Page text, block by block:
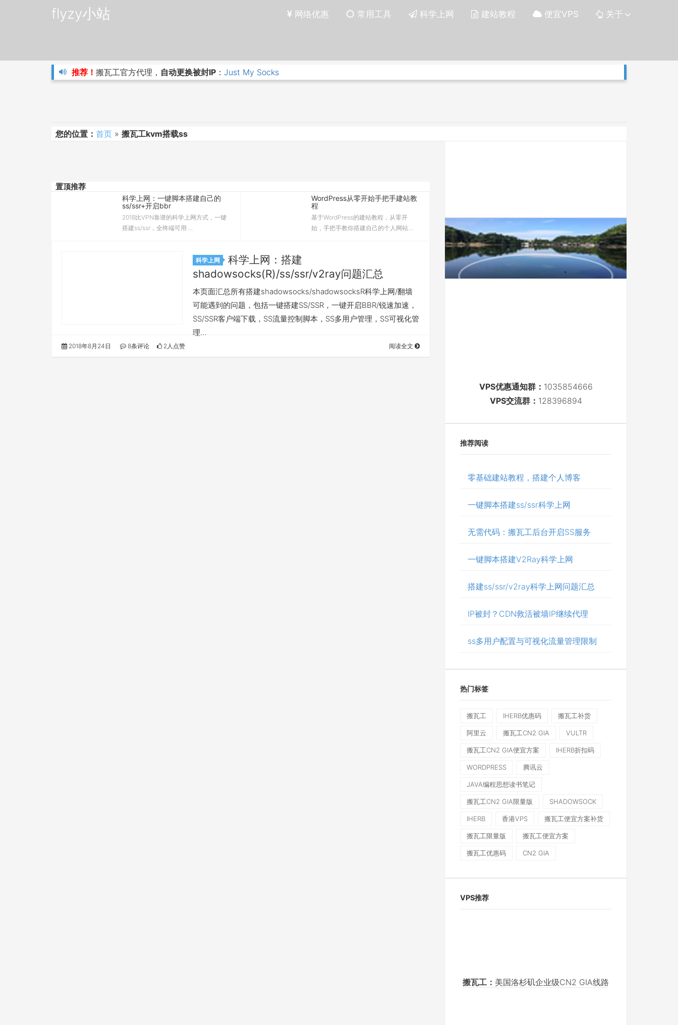
flyzy小站 网络优惠 常用工具 科学上网 建站教程 便宜VPS 关于
推荐！ 搬瓦工官方代理， 自动更换被封IP ： Just My Socks
您的位置： 首页 » 搬瓦工kvm搭载ss
置顶推荐
科学上网：一键脚本搭建自己的
ss/ssr+开启bbr
2018比VPN靠谱的科学上网方式，一键
搭建ss/ssr，全终端可用 ...
WordPress从零开始手把手建站教
程
基于WordPress的建站教程，从零开
始，手把手教你搭建自己的个人网站...
科学上网
科学上网：搭建
shadowsocks(R)/ss/ssr/v2ray问题汇总
本页面汇总所有搭建shadowsocks/shadowsocksR科学上网/翻墙
可能遇到的问题，包括一键搭建SS/SSR，一键开启BBR/锐速加速，
SS/SSR客户端下载，SS流量控制脚本，SS多用户管理，SS可视化管
理…
2018年8月24日 8条评论 2人点赞 阅读全文
VPS优惠通知群： 1035854666
VPS交流群： 128396894
推荐阅读
零基础建站教程，搭建个人博客
一键脚本搭建ss/ssr科学上网
无需代码：搬瓦工后台开启SS服务
一键脚本搭建V2Ray科学上网
搭建ss/ssr/v2ray科学上网问题汇总
IP被封？CDN救活被墙IP继续代理
ss多用户配置与可视化流量管理限制
热门标签
搬瓦工 IHERB优惠码 搬瓦工补货
阿里云 搬瓦工CN2 GIA VULTR
搬瓦工CN2 GIA便宜方案 IHERB折扣码
WORDPRESS 腾讯云
JAVA编程思想读书笔记
搬瓦工CN2 GIA限量版 SHADOWSOCK
IHERB 香港VPS 搬瓦工便宜方案补货
搬瓦工限量版 搬瓦工便宜方案
搬瓦工优惠码 CN2 GIA
VPS推荐
搬瓦工： 美国洛杉矶企业级CN2 GIA线路